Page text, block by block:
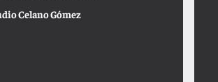
Celano Gómez